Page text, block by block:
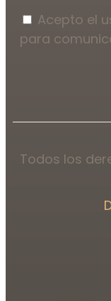
Acepto el
para
Todos los